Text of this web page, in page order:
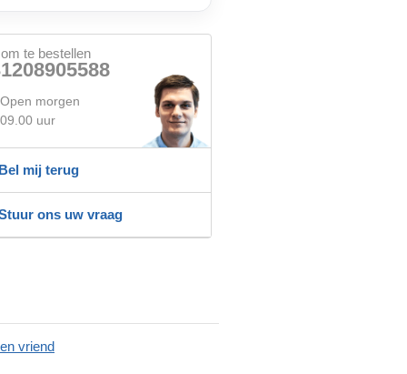
te bestellen
Open morgen
09.00 uur
mij terug
ons uw vraag
vriend